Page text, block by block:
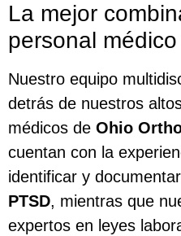
La mejor
personal
Nuestro equipo
detrás de nuestros
médicos de Ohio
cuentan con la
identificar y
PTSD, mientras que
expertos en leyes